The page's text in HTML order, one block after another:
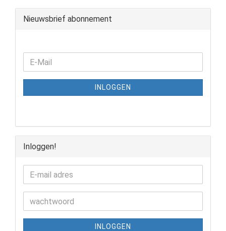
Nieuwsbrief abonnement
INLOGGEN
Inloggen!
INLOGGEN